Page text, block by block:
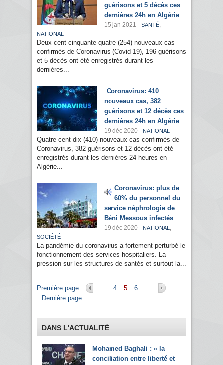
guérisons et 5 décès ces
dernières 24h en Algérie
15 jan 2021 SANTÉ,
NATIONAL
Deux cent cinquante-quatre (254) nouveaux cas
confirmés de Coronavirus (Covid-19), 196 guérisons
et 5 décès ont été enregistrés durant les
dernières...
Coronavirus: 410
nouveaux cas, 382
guérisons et 12 décès ces
dernières 24h en Algérie
19 déc 2020 NATIONAL
Quatre cent dix (410) nouveaux cas confirmés de
Coronavirus, 382 guérisons et 12 décès ont été
enregistrés durant les dernières 24 heures en
Algérie...
Coronavirus: plus de
60% du personnel du
service néphrologie de
Béni Messous infectés
19 déc 2020 NATIONAL ,
SOCIÉTÉ
La pandémie du coronavirus a fortement perturbé le
fonctionnement des services hospitaliers. La
pression sur les structures de santés et surtout la...
Pages
Première page … 4 5 6
…
Dernière page
DANS L'ACTUALITÉ
Mohamed Baghali : « la
conciliation entre liberté et